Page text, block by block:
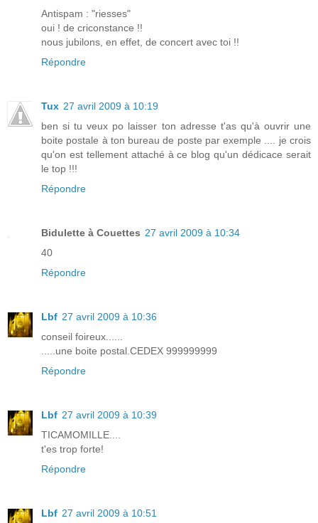
Antispam : "riesses"
oui ! de criconstance !!
nous jubilons, en effet, de concert avec toi !!
Répondre
Tux 27 avril 2009 à 10:19
ben si tu veux po laisser ton adresse t'as qu'à ouvrir une
boite postale à ton bureau de poste par exemple .... je crois
qu'on est tellement attaché à ce blog qu'un dédicace serait
le top !!!
Répondre
Bidulette à Couettes 27 avril 2009 à 10:34
40
Répondre
Lbf 27 avril 2009 à 10:36
conseil foireux......
.....une boite postal.CEDEX 999999999
Répondre
Lbf 27 avril 2009 à 10:39
TICAMOMILLE....
t'es trop forte!
Répondre
Lbf 27 avril 2009 à 10:51